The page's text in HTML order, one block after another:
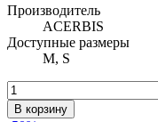
Производитель
ACERBIS
Доступные размеры
M, S
В корзину